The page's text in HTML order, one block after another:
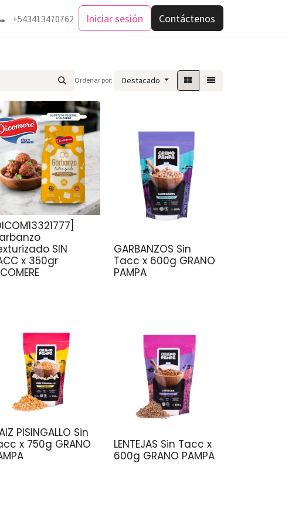
+543413470762 Iniciar sesión Contáctenos
Ordenar por: Destacado
SIN
x 350gr
GARBANZOS Sin
Tacc x 600g GRANO
PAMPA
PISINGALLO Sin
x 750g GRANO
LENTEJAS Sin Tacc x
600g GRANO PAMPA